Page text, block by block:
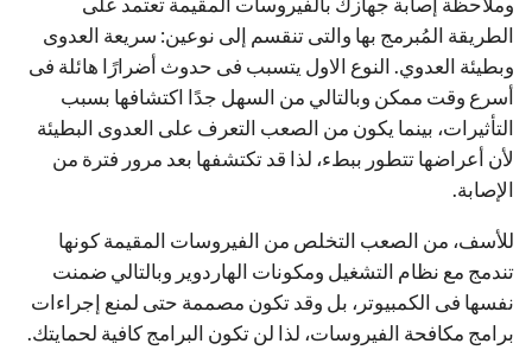
الطريقة المُبرمج بها والتى تنقسم إلى نوعين: سريعة العدوى
وبطيئة العدوي. النوع الاول يتسبب فى حدوث أضرارًا هائلة فى
أسرع وقت ممكن وبالتالي من السهل جدًا اكتشافها بسبب
التأثيرات، بينما يكون من الصعب التعرف على العدوى البطيئة
لأن أعراضها تتطور ببطء، لذا قد تكتشفها بعد مرور فترة من
الإصابة.
للأسف، من الصعب التخلص من الفيروسات المقيمة كونها
تندمج مع نظام التشغيل ومكونات الهاردوير وبالتالي ضمنت
نفسها فى الكمبيوتر، بل وقد تكون مصممة حتى لمنع إجراءات
برامج مكافحة الفيروسات، لذا لن تكون البرامج كافية لحمايتك.